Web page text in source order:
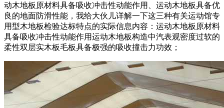
动木地板原材料具备吸收冲击性动能作用、运动木地板具备优
良的地面防滑性能，我给大伙儿详解一下这三种有关运动馆专
用型木地板检验达标特点的实际信息内容：运动木地板原材料
具备吸收冲击性动能作用运动木地板构造中汽表观密度过软的
柔性双层实木板毛板具备极强的吸收撞击力功效；